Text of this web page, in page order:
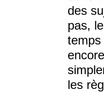
des
pas,
temps
les